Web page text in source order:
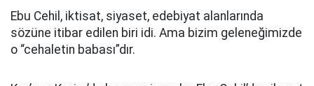
Ebu Cehil, iktisat, siyaset, edebiyat alanlarında
sözüne itibar edilen biri idi. Ama bizim geleneğimizde
o “cehaletin babası”dır.